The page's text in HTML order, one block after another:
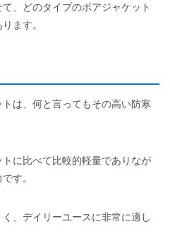
、どのタイプのボアジャケット
ます。
は、何と言ってもその高い防寒
に比べて比較的軽量でありなが
す。
、デイリーユースに非常に適し